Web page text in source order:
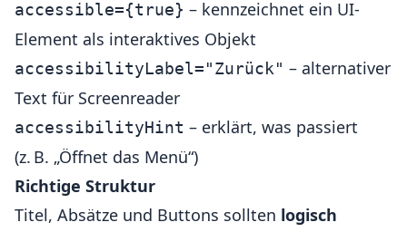
accessible={true} – kennzeichnet ein UI-
Element als interaktives Objekt
accessibilityLabel="Zurück" – alternativer
Text für Screenreader
accessibilityHint – erklärt, was passiert
(z. B. „Öffnet das Menü“)
Richtige Struktur
Titel, Absätze und Buttons sollten logisch